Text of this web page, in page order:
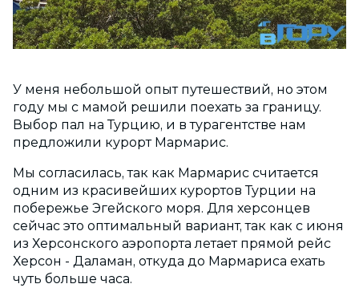
У меня небольшой опыт путешествий, но этом
году мы с мамой решили поехать за границу.
Выбор пал на Турцию, и в турагентстве нам
предложили курорт Мармарис.
Мы согласилась, так как Мармарис считается
одним из красивейших курортов Турции на
побережье Эгейского моря. Для херсонцев
сейчас это оптимальный вариант, так как с июня
из Херсонского аэропорта летает прямой рейс
Херсон - Даламан, откуда до Мармариса ехать
чуть больше часа.